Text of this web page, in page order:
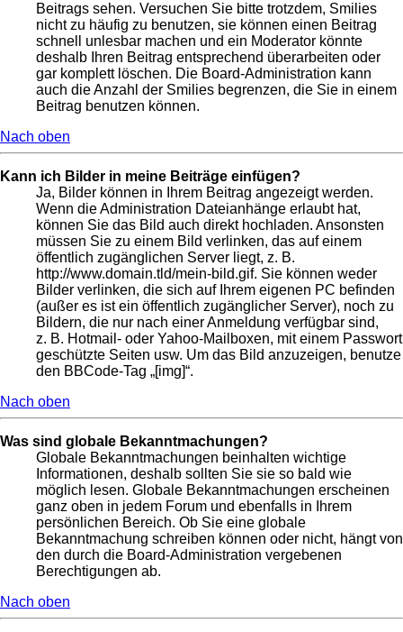
Beitrags sehen. Versuchen Sie bitte trotzdem, Smilies
nicht zu häufig zu benutzen, sie können einen Beitrag
schnell unlesbar machen und ein Moderator könnte
deshalb Ihren Beitrag entsprechend überarbeiten oder
gar komplett löschen. Die Board-Administration kann
auch die Anzahl der Smilies begrenzen, die Sie in einem
Beitrag benutzen können.
Nach oben
Kann ich Bilder in meine Beiträge einfügen?
Ja, Bilder können in Ihrem Beitrag angezeigt werden.
Wenn die Administration Dateianhänge erlaubt hat,
können Sie das Bild auch direkt hochladen. Ansonsten
müssen Sie zu einem Bild verlinken, das auf einem
öffentlich zugänglichen Server liegt, z. B.
http://www.domain.tld/mein-bild.gif. Sie können weder
Bilder verlinken, die sich auf Ihrem eigenen PC befinden
(außer es ist ein öffentlich zugänglicher Server), noch zu
Bildern, die nur nach einer Anmeldung verfügbar sind,
z. B. Hotmail- oder Yahoo-Mailboxen, mit einem Passwort
geschützte Seiten usw. Um das Bild anzuzeigen, benutze
den BBCode-Tag „[img]“.
Nach oben
Was sind globale Bekanntmachungen?
Globale Bekanntmachungen beinhalten wichtige
Informationen, deshalb sollten Sie sie so bald wie
möglich lesen. Globale Bekanntmachungen erscheinen
ganz oben in jedem Forum und ebenfalls in Ihrem
persönlichen Bereich. Ob Sie eine globale
Bekanntmachung schreiben können oder nicht, hängt von
den durch die Board-Administration vergebenen
Berechtigungen ab.
Nach oben